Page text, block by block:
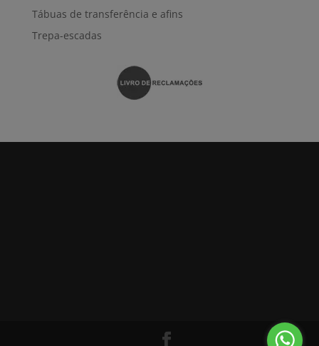
Tábuas de transferência e afins
Trepa-escadas